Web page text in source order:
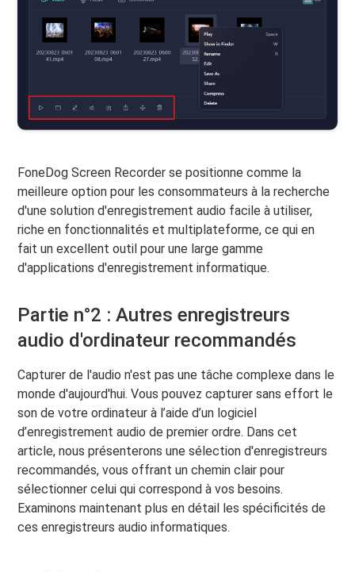
FoneDog Screen Recorder se positionne comme la
meilleure option pour les consommateurs à la recherche
d'une solution d'enregistrement audio facile à utiliser,
riche en fonctionnalités et multiplateforme, ce qui en
fait un excellent outil pour une large gamme
d'applications d'enregistrement informatique.
Partie n°2 : Autres enregistreurs
audio d'ordinateur recommandés
Capturer de l'audio n'est pas une tâche complexe dans le
monde d'aujourd'hui. Vous pouvez capturer sans effort le
son de votre ordinateur à l’aide d’un logiciel
d’enregistrement audio de premier ordre. Dans cet
article, nous présenterons une sélection d'enregistreurs
recommandés, vous offrant un chemin clair pour
sélectionner celui qui correspond à vos besoins.
Examinons maintenant plus en détail les spécificités de
ces enregistreurs audio informatiques.